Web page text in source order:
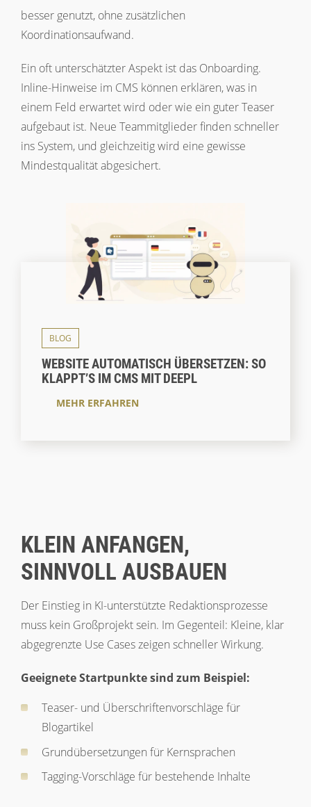
besser genutzt, ohne zusätzlichen
Koordinationsaufwand.
Ein oft unterschätzter Aspekt ist das Onboarding.
Inline-Hinweise im CMS können erklären, was in
einem Feld erwartet wird oder wie ein guter Teaser
aufgebaut ist. Neue Teammitglieder finden schneller
ins System, und gleichzeitig wird eine gewisse
Mindestqualität abgesichert.
BLOG
WEBSITE AUTOMATISCH ÜBERSETZEN: SO
KLAPPT’S IM CMS MIT DEEPL
MEHR ERFAHREN
KLEIN ANFANGEN,
SINNVOLL AUSBAUEN
Der Einstieg in KI-unterstützte Redaktionsprozesse
muss kein Großprojekt sein. Im Gegenteil: Kleine, klar
abgegrenzte Use Cases zeigen schneller Wirkung.
Geeignete Startpunkte sind zum Beispiel:
Teaser- und Überschriftenvorschläge für
Blogartikel
Grundübersetzungen für Kernsprachen
Tagging-Vorschläge für bestehende Inhalte